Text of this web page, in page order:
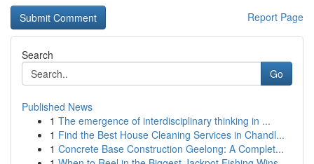
Report Page
Search
Go
Published News
1 The emergence of interdisciplinary thinking in ...
1 Find the Best House Cleaning Services in Chandl...
1 Concrete Base Construction Geelong: A Complet...